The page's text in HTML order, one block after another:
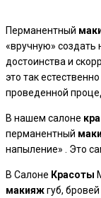
Перманентный
«вручную» создать
достоинства и
это так
проведенной
В нашем салоне
перманентный
напыление» . Это
В Салоне Красоты
макияжгуб,